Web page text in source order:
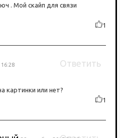
. Мой скайп для связи
1
картинки или нет?
1
Ответить